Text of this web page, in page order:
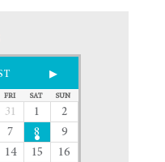
FRI SAT SUN
31 1
2
7 8
9
14 15
16